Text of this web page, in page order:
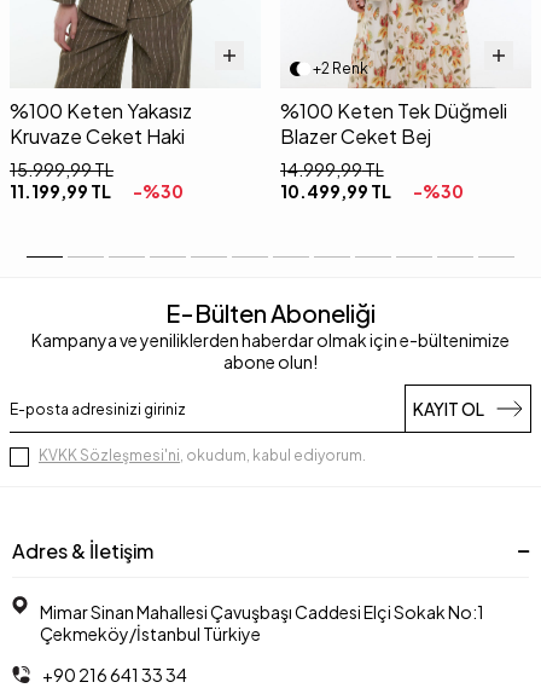
%100 Keten Yakasız
Kruvaze Ceket Haki
15.999,99TL
11.199,99 TL -%30
+2 Renk
%100 Keten Tek Düğmeli
Blazer Ceket Bej
14.999,99TL
10.499,99 TL -%30
E-Bülten Aboneliği
Kampanya ve yeniliklerden haberdar olmak için e-bültenimize
abone olun!
KAYIT OL
KVKK Sözleşmesi'ni, okudum, kabul ediyorum.
Adres & İletişim
Mimar Sinan Mahallesi Çavuşbaşı Caddesi Elçi Sokak No:1
Çekmeköy/İstanbul Türkiye
+90 216 641 33 34